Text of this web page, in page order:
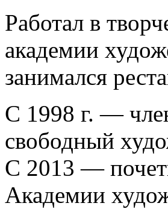
Работал в
академии
занимался
С 1998 г. —
свободный
С 2013 —
Академии